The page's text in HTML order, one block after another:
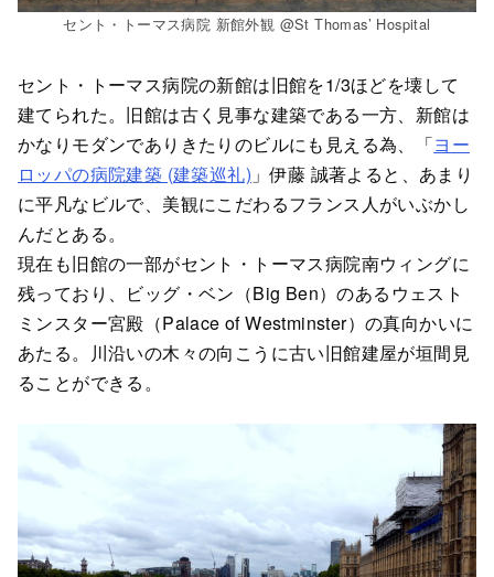
セント・トーマス病院 新館外観 @St Thomas’ Hospital
セント・トーマス病院の新館は旧館を1/3ほどを壊して
建てられた。旧館は古く見事な建築である一方、新館は
かなりモダンでありきたりのビルにも見える為、「ヨー
ロッパの病院建築 (建築巡礼) 」伊藤 誠著よると、あまり
に平凡なビルで、美観にこだわるフランス人がいぶかし
んだとある。
現在も旧館の一部がセント・トーマス病院南ウィングに
残っており、ビッグ・ベン（Big Ben）のあるウェスト
ミンスター宮殿（Palace of Westminster）の真向かいに
あたる。川沿いの木々の向こうに古い旧館建屋が垣間見
ることができる。